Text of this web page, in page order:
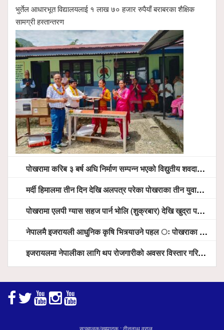
भुर्तेल आधारभूत विद्यालयलाई १ लाख ७० हजार रुपैयाँ बराबरका शैक्षिक
सामग्री हस्तान्तरण
पोखरामा करिब ३ बर्ष अघि निर्माण सम्पन्न भएको विद्युतीय शवदाह गृह अझै संचालनमा आउन सकेन, तत्काल संचालन गर्न स्थानियको माग
मर्दी हिमालमा तीन दिन देखि अलपत्र परेका पोखराका तीन युवाको सशस्त्र प्रहरी सहितको टोलीको साहसिक उद्धार
पोखरामा एलपी ग्यास सहज पार्न भोलि (शुक्रबार) देखि खुद्रा पसलबाटै बिक्रि वितरण हुने, स्टोर नगर्न आग्रह
नेपालमै इजरायली आधुनिक कृषि भित्र्याउने पहल ः पोखराका मेयर धनराज आचार्य र इजरायली राजदूतबीच सहकार्य विस्तारको संकेत
इजरायलमा नेपालीका लागि थप रोजगारीको अवसर विस्तार गरिने ः राजदूत बास
सञ्चालक/सम्पादक : दीननाथ वराल